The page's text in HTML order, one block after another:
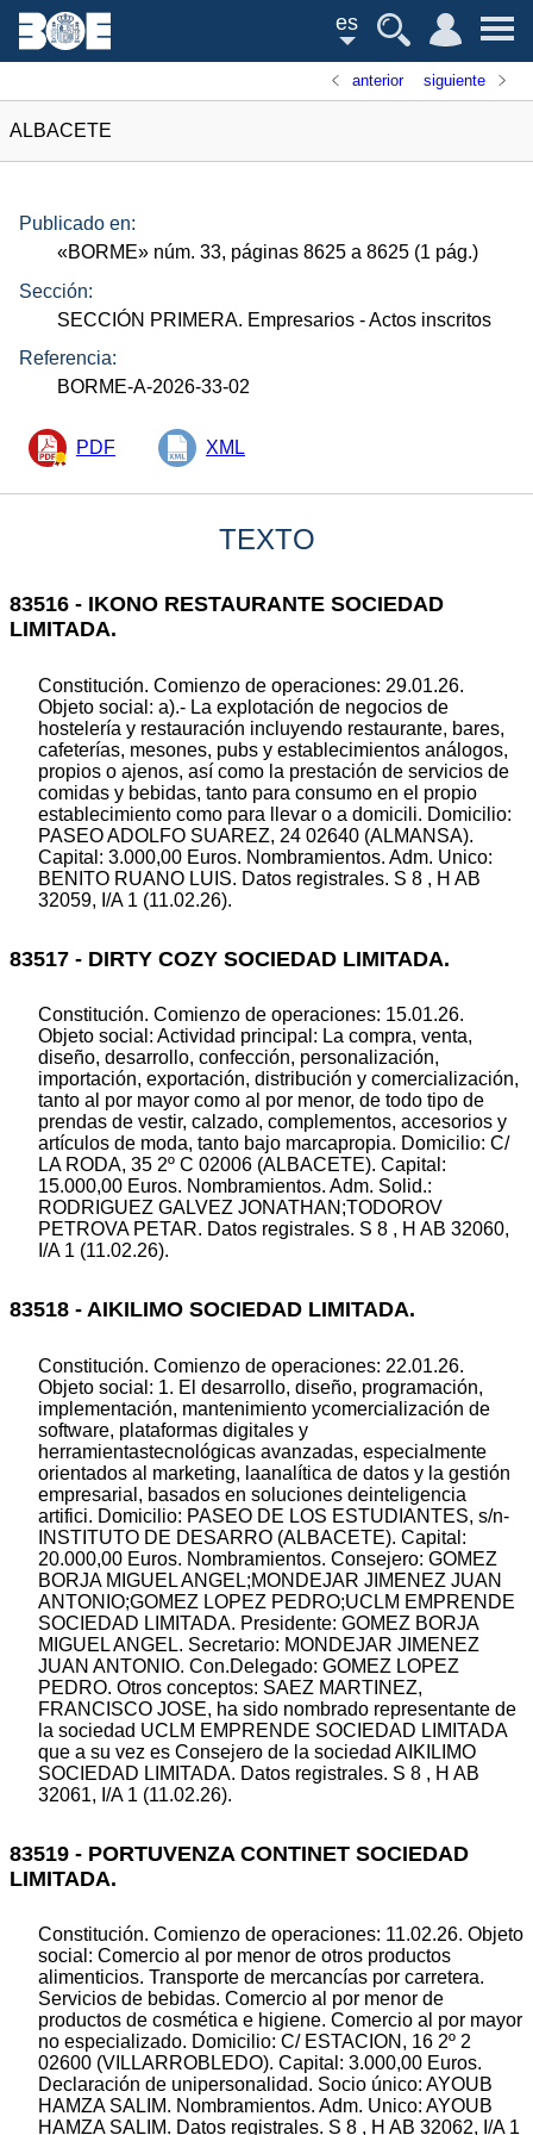
es
anterior siguiente
ALBACETE
Publicado en:
«BORME» núm. 33, páginas 8625 a 8625 (1 pág.)
Sección:
SECCIÓN PRIMERA. Empresarios - Actos inscritos
Referencia:
BORME-A-2026-33-02
PDF XML
TEXTO
83516 - IKONO RESTAURANTE SOCIEDAD
LIMITADA.
Constitución. Comienzo de operaciones: 29.01.26.
Objeto social: a).- La explotación de negocios de
hostelería y restauración incluyendo restaurante, bares,
cafeterías, mesones, pubs y establecimientos análogos,
propios o ajenos, así como la prestación de servicios de
comidas y bebidas, tanto para consumo en el propio
establecimiento como para llevar o a domicili. Domicilio:
PASEO ADOLFO SUAREZ, 24 02640 (ALMANSA).
Capital: 3.000,00 Euros. Nombramientos. Adm. Unico:
BENITO RUANO LUIS. Datos registrales. S 8 , H AB
32059, I/A 1 (11.02.26).
83517 - DIRTY COZY SOCIEDAD LIMITADA.
Constitución. Comienzo de operaciones: 15.01.26.
Objeto social: Actividad principal: La compra, venta,
diseño, desarrollo, confección, personalización,
importación, exportación, distribución y comercialización,
tanto al por mayor como al por menor, de todo tipo de
prendas de vestir, calzado, complementos, accesorios y
artículos de moda, tanto bajo marcapropia. Domicilio: C/
LA RODA, 35 2º C 02006 (ALBACETE). Capital:
15.000,00 Euros. Nombramientos. Adm. Solid.:
RODRIGUEZ GALVEZ JONATHAN;TODOROV
PETROVA PETAR. Datos registrales. S 8 , H AB 32060,
I/A 1 (11.02.26).
83518 - AIKILIMO SOCIEDAD LIMITADA.
Constitución. Comienzo de operaciones: 22.01.26.
Objeto social: 1. El desarrollo, diseño, programación,
implementación, mantenimiento ycomercialización de
software, plataformas digitales y
herramientastecnológicas avanzadas, especialmente
orientados al marketing, laanalítica de datos y la gestión
empresarial, basados en soluciones deinteligencia
artifici. Domicilio: PASEO DE LOS ESTUDIANTES, s/n-
INSTITUTO DE DESARRO (ALBACETE). Capital:
20.000,00 Euros. Nombramientos. Consejero: GOMEZ
BORJA MIGUEL ANGEL;MONDEJAR JIMENEZ JUAN
ANTONIO;GOMEZ LOPEZ PEDRO;UCLM EMPRENDE
SOCIEDAD LIMITADA. Presidente: GOMEZ BORJA
MIGUEL ANGEL. Secretario: MONDEJAR JIMENEZ
JUAN ANTONIO. Con.Delegado: GOMEZ LOPEZ
PEDRO. Otros conceptos: SAEZ MARTINEZ,
FRANCISCO JOSE, ha sido nombrado representante de
la sociedad UCLM EMPRENDE SOCIEDAD LIMITADA
que a su vez es Consejero de la sociedad AIKILIMO
SOCIEDAD LIMITADA. Datos registrales. S 8 , H AB
32061, I/A 1 (11.02.26).
83519 - PORTUVENZA CONTINET SOCIEDAD
LIMITADA.
Constitución. Comienzo de operaciones: 11.02.26. Objeto
social: Comercio al por menor de otros productos
alimenticios. Transporte de mercancías por carretera.
Servicios de bebidas. Comercio al por menor de
productos de cosmética e higiene. Comercio al por mayor
no especializado. Domicilio: C/ ESTACION, 16 2º 2
02600 (VILLARROBLEDO). Capital: 3.000,00 Euros.
Declaración de unipersonalidad. Socio único: AYOUB
HAMZA SALIM. Nombramientos. Adm. Unico: AYOUB
HAMZA SALIM. Datos registrales. S 8 , H AB 32062, I/A 1